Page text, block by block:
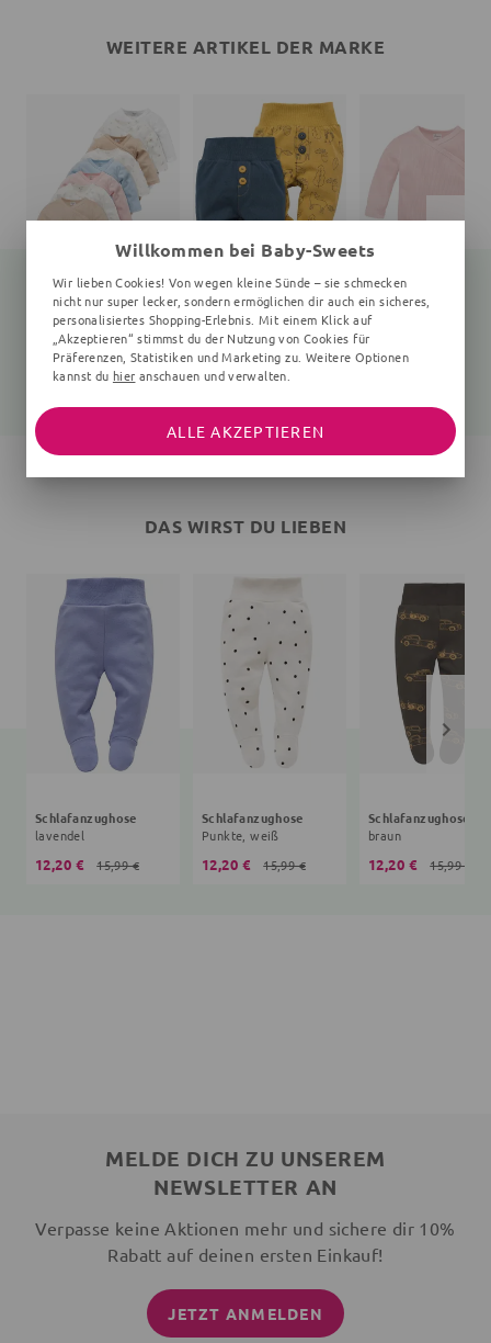
WEITERE ARTIKEL DER MARKE
Wickelbody
0-6 Monate
15,05 € 19,99 €
Hose Wald
22,99 €
Wickelbody
DAS WIRST DU LIEBEN
Schlafanzughose
lavendel
12,20 € 15,99 €
Schlafanzughose
Punkte, weiß
12,20 € 15,99 €
Schlafanzughose
braun
12,20 € 15,99 €
MELDE DICH ZU UNSEREM
NEWSLETTER AN
Verpasse keine Aktionen mehr und sichere dir 10%
Rabatt auf deinen ersten Einkauf!
JETZT ANMELDEN
Willkommen bei Baby-Sweets
Wir lieben Cookies! Von wegen kleine Sünde – sie schmecken
nicht nur super lecker, sondern ermöglichen dir auch ein sicheres,
personalisiertes Shopping-Erlebnis. Mit einem Klick auf
„Akzeptieren“ stimmst du der Nutzung von Cookies für
Präferenzen, Statistiken und Marketing zu. Weitere Optionen
kannst du hier anschauen und verwalten.
ALLE AKZEPTIEREN